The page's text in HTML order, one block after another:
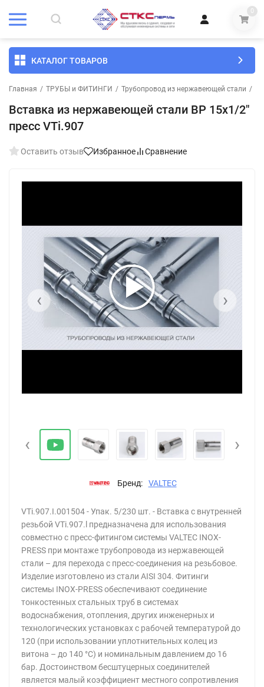
0
КАТАЛОГ ТОВАРОВ
Главная / ТРУБЫ и ФИТИНГИ / Трубопровод из нержавеющей стали /
Вставка из нержавеющей стали ВР 15х1/2"
пресс VTi.907
Оставить отзыв Избранное Сравнение
‹ ›
‹ ›
Бренд: VALTEC
VTi.907.I.001504 - Упак. 5/230 шт. - Вставка с внутренней
резьбой VTi.907.l предназначена для использования
совместно с пресс-фитингом системы VALTEC INOX-
PRESS при монтаже трубопровода из нержавеющей
стали – для перехода с пресс-соединения на резьбовое.
Изделие изготовлено из стали AISI 304. Фитинги
системы INOX-PRESS обеспечивают соединение
тонкостенных стальных труб в системах
водоснабжения, отопления, других инженерных и
технологических установках с рабочей температурой до
120 (при использовании уплотнительных колец из
витона – до 140 °С) и номинальным давлением до 16
бар. Достоинством бесштуцерных соединителей
является малый коэффициент местного сопротивления